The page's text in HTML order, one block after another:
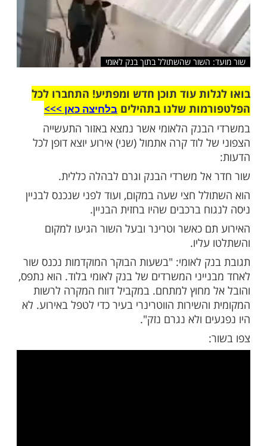
שלח לחבר
השור שהשתולל בתוך בנק לאומי
עוד תוכן חדש ומפתיע! התחברו לכל
שלנו בתהילים בלחיצה כאן >>>​
הלאומי אשר נמצא באזור התעשייה
לוד קרה אתמול (שני) אירוע יוצא דופן לכל
משרדי הבנק וגרם לבהלה כללית.
חצי שעה במקום, ועוד לפני שנכנס לבניין
ברכבים שהיו בחזית הבניין.
כאשר וטרינר ובעל השור הגיעו למקום